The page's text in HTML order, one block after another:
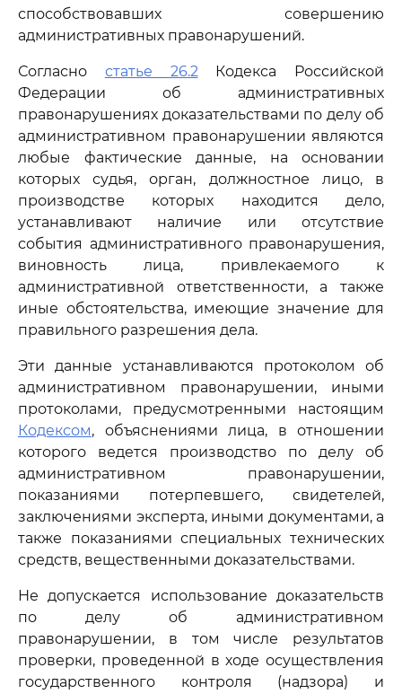
способствовавших совершению
административных правонарушений.
Согласно статье 26.2Кодекса Российской
Федерации об административных
правонарушениях доказательствами по делу об
административном правонарушении являются
любые фактические данные, на основании
которых судья, орган, должностное лицо, в
производстве которых находится дело,
устанавливают наличие или отсутствие
события административного правонарушения,
виновность лица, привлекаемого к
административной ответственности, а также
иные обстоятельства, имеющие значение для
правильного разрешения дела.
Эти данные устанавливаются протоколом об
административном правонарушении, иными
протоколами, предусмотренными настоящим
Кодексом, объяснениями лица, в отношении
которого ведется производство по делу об
административном правонарушении,
показаниями потерпевшего, свидетелей,
заключениями эксперта, иными документами, а
также показаниями специальных технических
средств, вещественными доказательствами.
Не допускается использование доказательств
по делу об административном
правонарушении, в том числе результатов
проверки, проведенной в ходе осуществления
государственного контроля (надзора) и